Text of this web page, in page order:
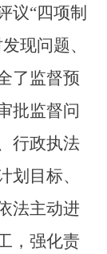
议“四项制
现问题、
了监督预
批监督问
行政执法
划目标、
法主动进
，强化责